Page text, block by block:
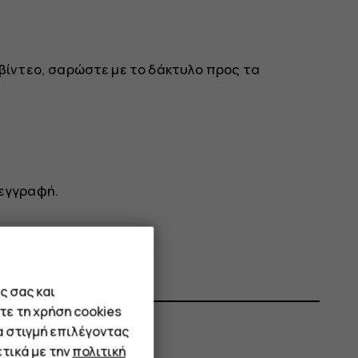
σαρώστε με το δάκτυλο προς τα
σας και
τη χρήση cookies
επιλέγοντας
με τηνπολιτική